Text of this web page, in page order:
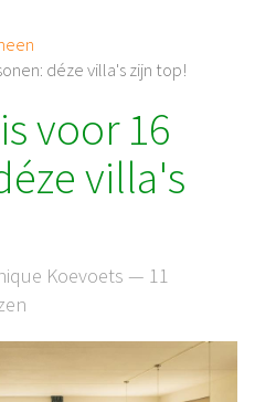
déze villa's zijn top!
voor 16
villa's
Koevoets — 11